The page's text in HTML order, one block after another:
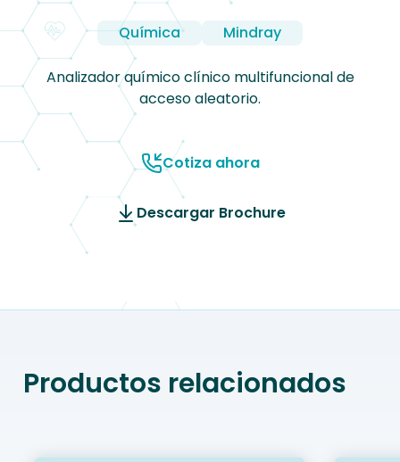
Química Mindray
Analizador químico clínico multifuncional de
acceso aleatorio.
Cotiza ahora
Descargar Brochure
Productos relacionados